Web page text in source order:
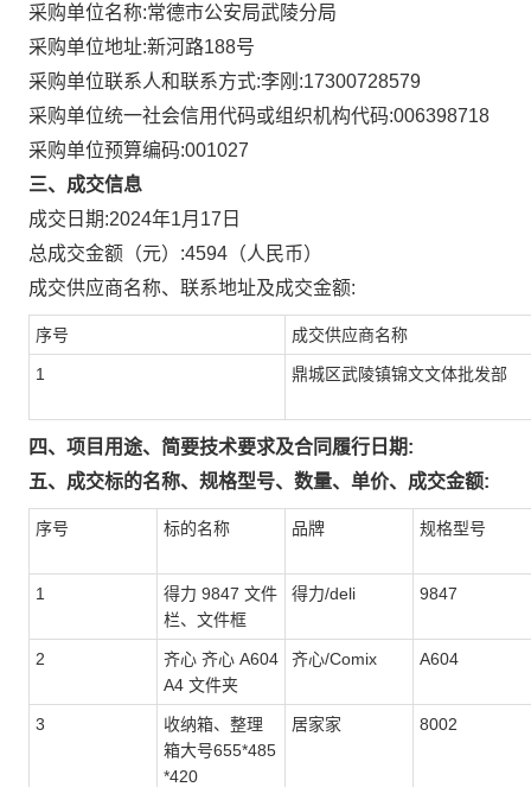
采购单位名称:常德市公安局武陵分局
采购单位地址:新河路188号
采购单位联系人和联系方式:李刚:17300728579
采购单位统一社会信用代码或组织机构代码:006398718
采购单位预算编码:001027
三、成交信息
成交日期:2024年1月17日
总成交金额（元）:4594 （人民币）
成交供应商名称、联系地址及成交金额:
序号 成交供应商名称
1 鼎城区武陵镇锦文文体批发部
四、项目用途、简要技术要求及合同履行日期:
五、成交标的名称、规格型号、数量、单价、成交金额:
序号 标的名称 品牌 规格型号
1
得力 9847 文件
栏、文件框
得力/deli 9847
2
齐心 齐心 A604
A4 文件夹
齐心/Comix A604
3
收纳箱、整理
箱大号655*485
*420
居家家 8002